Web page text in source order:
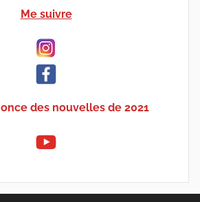
Me suivre
des nouvelles de 2021